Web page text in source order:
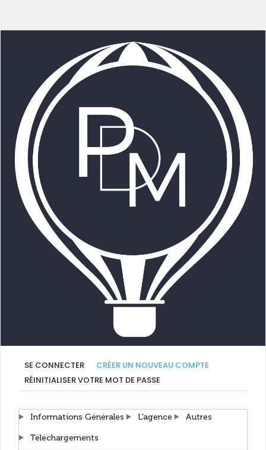
Onglets
principaux
SE CONNECTER CRÉER UN NOUVEAU COMPTE
RÉINITIALISER VOTRE MOT DE PASSE
Afficher
Informations Générales Afficher
L'agence Afficher
Autres
Afficher
Téléchargements